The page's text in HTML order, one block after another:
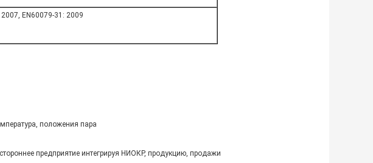
EN60079-31: 2009
положения пара
предприятие интегрируя НИОКР, продукцию, продажи